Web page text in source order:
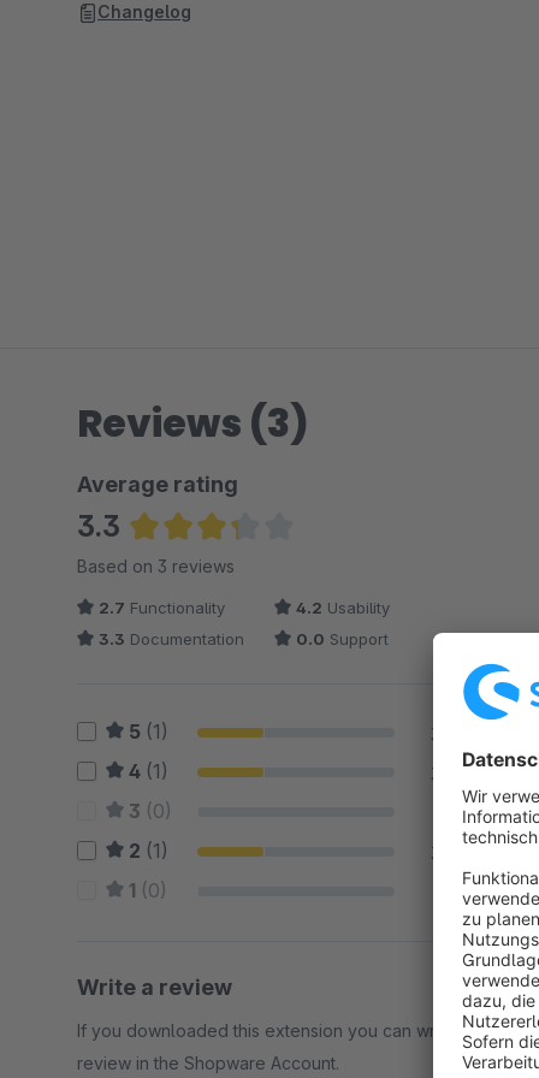
Changelog
Reviews (3)
Average rating
3.3
Average rating of 3.33 out of 5 stars
Based on 3 reviews
2.7 Functionality 4.2 Usability
3.3 Documentation 0.0 Support
5 (1) 33 %
4 (1) 33 %
3 (0) 0 %
2 (1) 33 %
1 (0) 0 %
Write a review
If you downloaded this extension you can write a
review in the Shopware Account.